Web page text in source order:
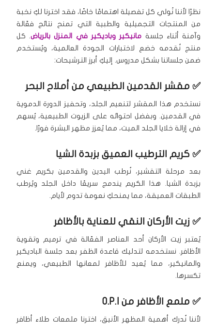
نظرًا لأننا نُولي كل تفصيلة اهتمامًا خاصًا، فقد اخترنا لكِ نخبة
من المنتجات التجميلية والطبية التي تمنح نتائج فعّالة
وآمنة أثناء جلسة مانيكير وباديكير في المنزل بالرياض. كل
منتج نُقدمه خضع لاختبارات الجودة العالمية، ويُستخدم
ضمن جلساتنا بشكل مدروس. إليكِ أبرز الترشيحات:
✅ مقشر القدمين الطبيعي من أملاح البحر
نستخدم هذا المقشر لتنعيم الجلد، وتحفيز الدورة الدموية
في القدمين. وبفضل احتوائه على الزيوت الطبيعية، يُسهم
في إزالة خلايا الجلد الميت، مما يُعزز مظهر البشرة فورًا.
✅ كريم الترطيب العميق بزبدة الشيا
بعد مرحلة التقشير، نُرطب اليدين والقدمين بكريم غني
بزبدة الشيا. هذا الكريم يندمج سريعًا داخل الجلد ويُرطب
الطبقات العميقة، مما يمنحكِ نعومة تدوم لأيام.
✅ زيت الأركان النقي للعناية بالأظافر
يُعتبر زيت الأركان أحد العناصر الفعّالة في ترميم وتقوية
الأظافر. نستخدمه لتدليك قاعدة الظفر بعد جلسة الباديكير
والمانيكير، مما يُعيد للأظافر لمعانها الطبيعي، ويمنع
تكسرها.
✅ ملمع الأظافر من O.P.I
لأننا نُدرك أهمية المظهر الأنيق، اخترنا ملمعات طلاء أظافر